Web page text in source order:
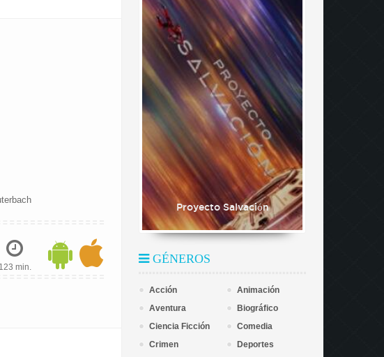
123 min.
Proyecto Salvación
GÉNEROS
Acción
Animación
Aventura
Biográfico
Ciencia Ficción
Comedia
Crimen
Deportes